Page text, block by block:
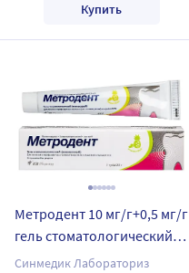
Купить
Метродент 10 мг/г+0,5 мг/г
гель стоматологический
вкус ананас 20 гр
Синмедик Лабораториз